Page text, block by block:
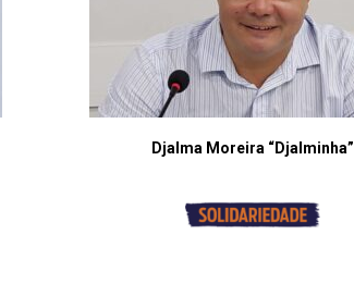
Djalma Moreira “Djalminha”